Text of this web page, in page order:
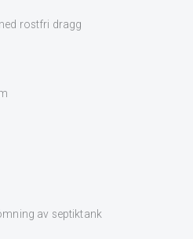
rostfri dragg
av septiktank